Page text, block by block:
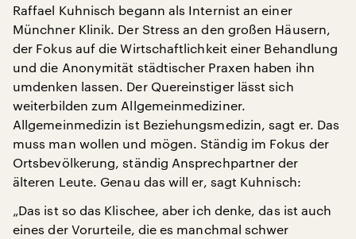
Raffael Kuhnisch begann als Internist an einer
Münchner Klinik. Der Stress an den großen Häusern,
der Fokus auf die Wirtschaftlichkeit einer Behandlung
und die Anonymität städtischer Praxen haben ihn
umdenken lassen. Der Quereinstiger lässt sich
weiterbilden zum Allgemeinmediziner.
Allgemeinmedizin ist Beziehungsmedizin, sagt er. Das
muss man wollen und mögen. Ständig im Fokus der
Ortsbevölkerung, ständig Ansprechpartner der
älteren Leute. Genau das will er, sagt Kuhnisch:
„Das ist so das Klischee, aber ich denke, das ist auch
eines der Vorurteile, die es manchmal schwer